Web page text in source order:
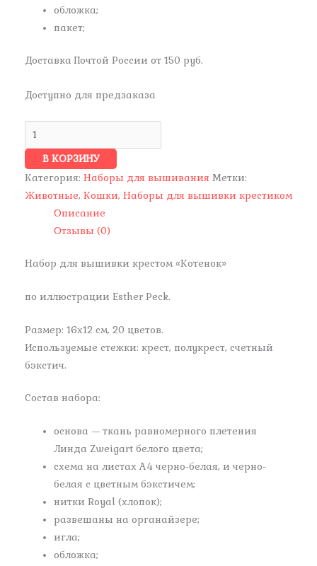
обложка;
пакет;
Доставка Почтой России от 150 руб.
Доступно для предзаказа
В КОРЗИНУ
Категория: Наборы для вышивания Метки:
Животные, Кошки, Наборы для вышивки крестиком
Описание
Отзывы (0)
Набор для вышивки крестом «Котенок»
по иллюстрации Esther Peck.
Размер: 16х12 см, 20 цветов.
Используемые стежки: крест, полукрест, счетный
бэкстич.
Состав набора:
основа — ткань равномерного плетения
Линда Zweigart белого цвета;
схема на листах А4 черно-белая, и черно-
белая с цветным бэкстичем;
нитки Royal (хлопок);
развешаны на органайзере;
игла;
обложка;